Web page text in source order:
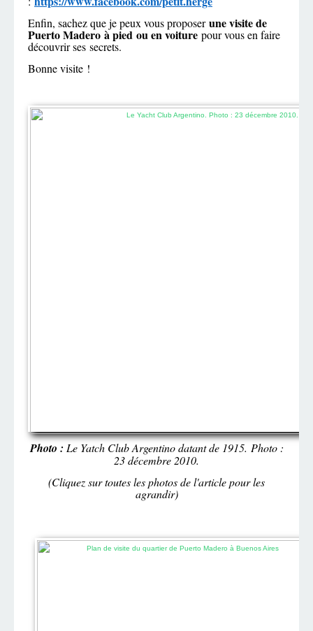
Enfin, sachez que je peux vous proposer une visite de
Puerto Madero à pied ou en voiture pour vous en faire
découvrir ses secrets.
Bonne visite !
Photo : Le Yatch Club Argentino datant de 1915. Photo :
23 décembre 2010.
(Cliquez sur toutes les photos de l'article pour les
agrandir)